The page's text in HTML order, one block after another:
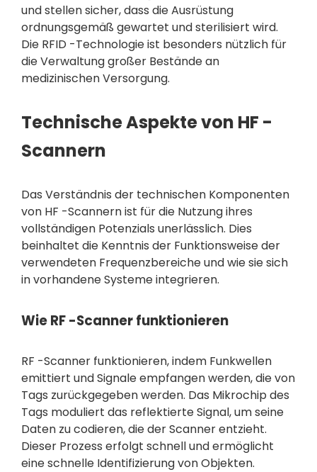
und stellen sicher, dass die Ausrüstung
ordnungsgemäß gewartet und sterilisiert wird.
Die RFID -Technologie ist besonders nützlich für
die Verwaltung großer Bestände an
medizinischen Versorgung.
Technische Aspekte von HF -
Scannern
Das Verständnis der technischen Komponenten
von HF -Scannern ist für die Nutzung ihres
vollständigen Potenzials unerlässlich. Dies
beinhaltet die Kenntnis der Funktionsweise der
verwendeten Frequenzbereiche und wie sie sich
in vorhandene Systeme integrieren.
Wie RF -Scanner funktionieren
RF -Scanner funktionieren, indem Funkwellen
emittiert und Signale empfangen werden, die von
Tags zurückgegeben werden. Das Mikrochip des
Tags moduliert das reflektierte Signal, um seine
Daten zu codieren, die der Scanner entzieht.
Dieser Prozess erfolgt schnell und ermöglicht
eine schnelle Identifizierung von Objekten.